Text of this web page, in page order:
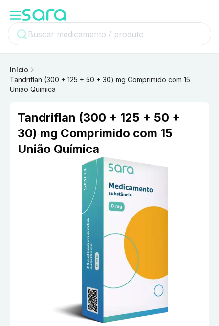
Início
Tandriflan (300 + 125 + 50 + 30) mg Comprimido com 15
União Química
Tandriflan (300 + 125 + 50 +
30) mg Comprimido com 15
União Química